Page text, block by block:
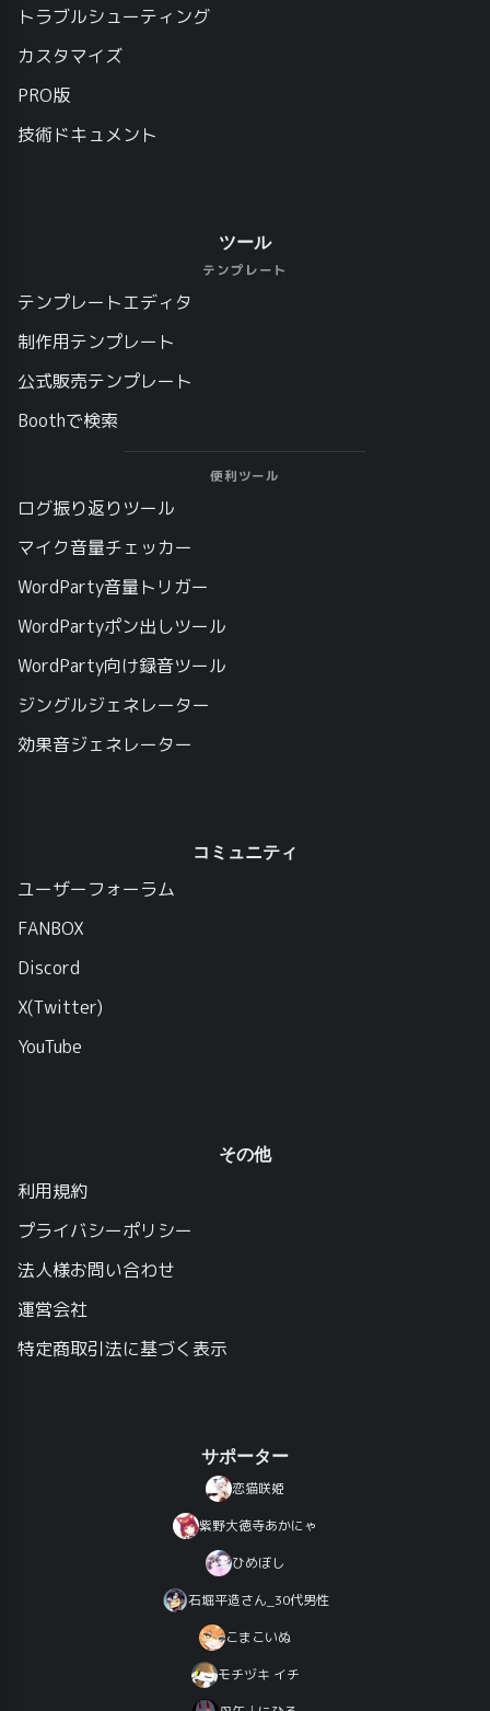
トラブルシューティング
カスタマイズ
PRO版
技術ドキュメント
ツール
テンプレート
テンプレートエディタ
制作用テンプレート
公式販売テンプレート
Boothで検索
便利ツール
ログ振り返りツール
マイク音量チェッカー
WordParty音量トリガー
WordPartyポン出しツール
WordParty向け録音ツール
ジングルジェネレーター
効果音ジェネレーター
コミュニティ
ユーザーフォーラム
FANBOX
Discord
X(Twitter)
YouTube
その他
利用規約
プライバシーポリシー
法人様お問い合わせ
運営会社
特定商取引法に基づく表示
サポーター
恋猫咲姫
紫野大徳寺あかにゃ
ひめぼし
石堀平造さん_30代男性
こまこいぬ
モチヅキ イチ